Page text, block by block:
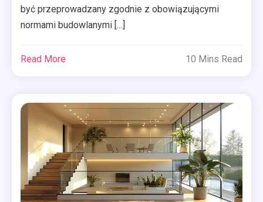
być przeprowadzany zgodnie z obowiązującymi
normami budowlanymi […]
Read More 10 Mins Read